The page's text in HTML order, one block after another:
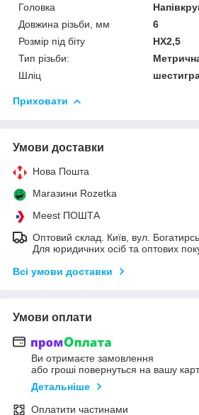
Головка
Довжина різьби, мм
6
Розмір під біту
HX2,5
Тип різьби:
Шліц
Приховати
Умови доставки
Нова Пошта
Магазини Rozetka
Meest ПОШТА
Оптовий склад. Київ, вул.
Для юридичних осіб та оптових
Всі умови доставки
Умови оплати
Ви отримаєте замовлення
або гроші повернуться на вашу
Детальніше
Оплатити частинами